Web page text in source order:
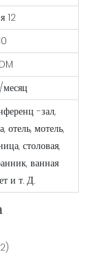
12
-зал,
отель, мотель,
столовая,
ванная
и т. Д.